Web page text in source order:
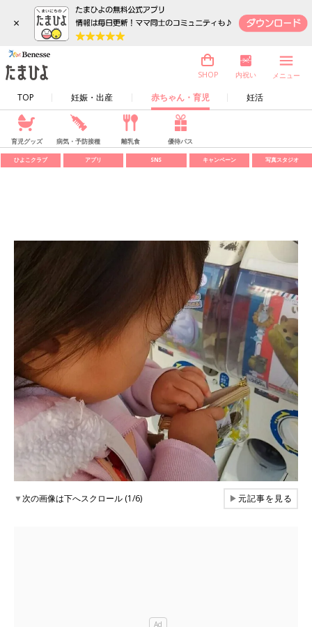
×
TOP 妊娠・出産 赤ちゃん・育児 妊活
SHOP 内祝い メニュー
育児グッズ 病気・予防接種 離乳食 優待パス
ひよこクラブ アプリ SNS キャンペーン 写真スタジオ
▼次の画像は下へスクロール (1/6) ▶元記事を見る